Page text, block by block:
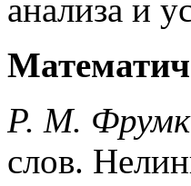
анализа и
Р. М.
слов.